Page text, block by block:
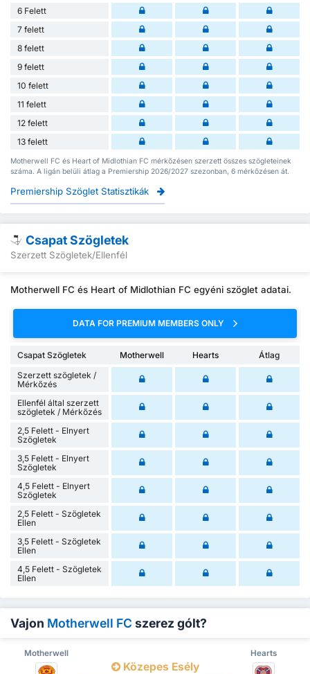
6 Felett
7 felett
8 felett
9 felett
10 felett
11 felett
12 felett
13 felett
Motherwell FC és Heart of Midlothian FC mérkőzésen szerzett összes szögleteinek
száma. A ligán belüli átlag a Premiership 2026/2027 szezonban, 6 mérkőzésen át.
Premiership Szöglet Statisztikák
Csapat Szögletek
Szerzett Szögletek/Ellenfél
Motherwell FC és Heart of Midlothian FC egyéni szöglet adatai.
DATA FOR PREMIUM MEMBERS ONLY
Csapat Szögletek Motherwell Hearts
Átlag
Szerzett szögletek /
Mérkőzés
Ellenfél által szerzett
szögletek / Mérkőzés
2,5 Felett - Elnyert
Szögletek
3,5 Felett - Elnyert
Szögletek
4,5 Felett - Elnyert
Szögletek
2,5 Felett - Szögletek
Ellen
3,5 Felett - Szögletek
Ellen
4,5 Felett - Szögletek
Ellen
Vajon Motherwell FC szerez gólt?
Motherwell Hearts
Közepes Esély